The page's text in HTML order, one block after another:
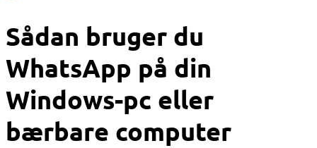
Sådan bruger du
WhatsApp på din
Windows-pc eller
bærbare computer